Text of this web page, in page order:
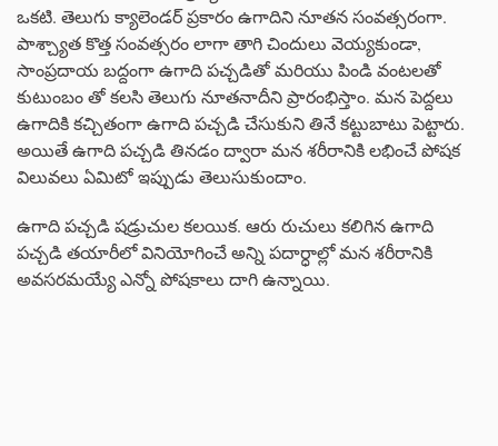
ఒకటి. తెలుగు క్యాలెండర్ ప్రకారం ఉగాదిని నూతన సంవత్సరంగా.
పాశ్చ్యాత కొత్త సంవత్సరం లాగా తాగి చిందులు వెయ్యకుండా,
సాంప్రదాయ బద్దంగా ఉగాది పచ్చడితో మరియు పిండి వంటలతో
కుటుంబం తో కలసి తెలుగు నూతనాదీని ప్రారంభిస్తాం. మన పెద్దలు
ఉగాదికి కచ్చితంగా ఉగాది పచ్చడి చేసుకుని తినే కట్టుబాటు పెట్టారు.
అయితే ఉగాది పచ్చడి తినడం ద్వారా మన శరీరానికి లభించే పోషక
విలువలు ఏమిటో ఇప్పుడు తెలుసుకుందాం.
ఉగాది పచ్చడి షడ్రుచుల కలయిక. ఆరు రుచులు కలిగిన ఉగాది
పచ్చడి తయారీలో వినియోగించే అన్ని పదార్ధాల్లో మన శరీరానికి
అవసరమయ్యే ఎన్నో పోషకాలు దాగి ఉన్నాయి.